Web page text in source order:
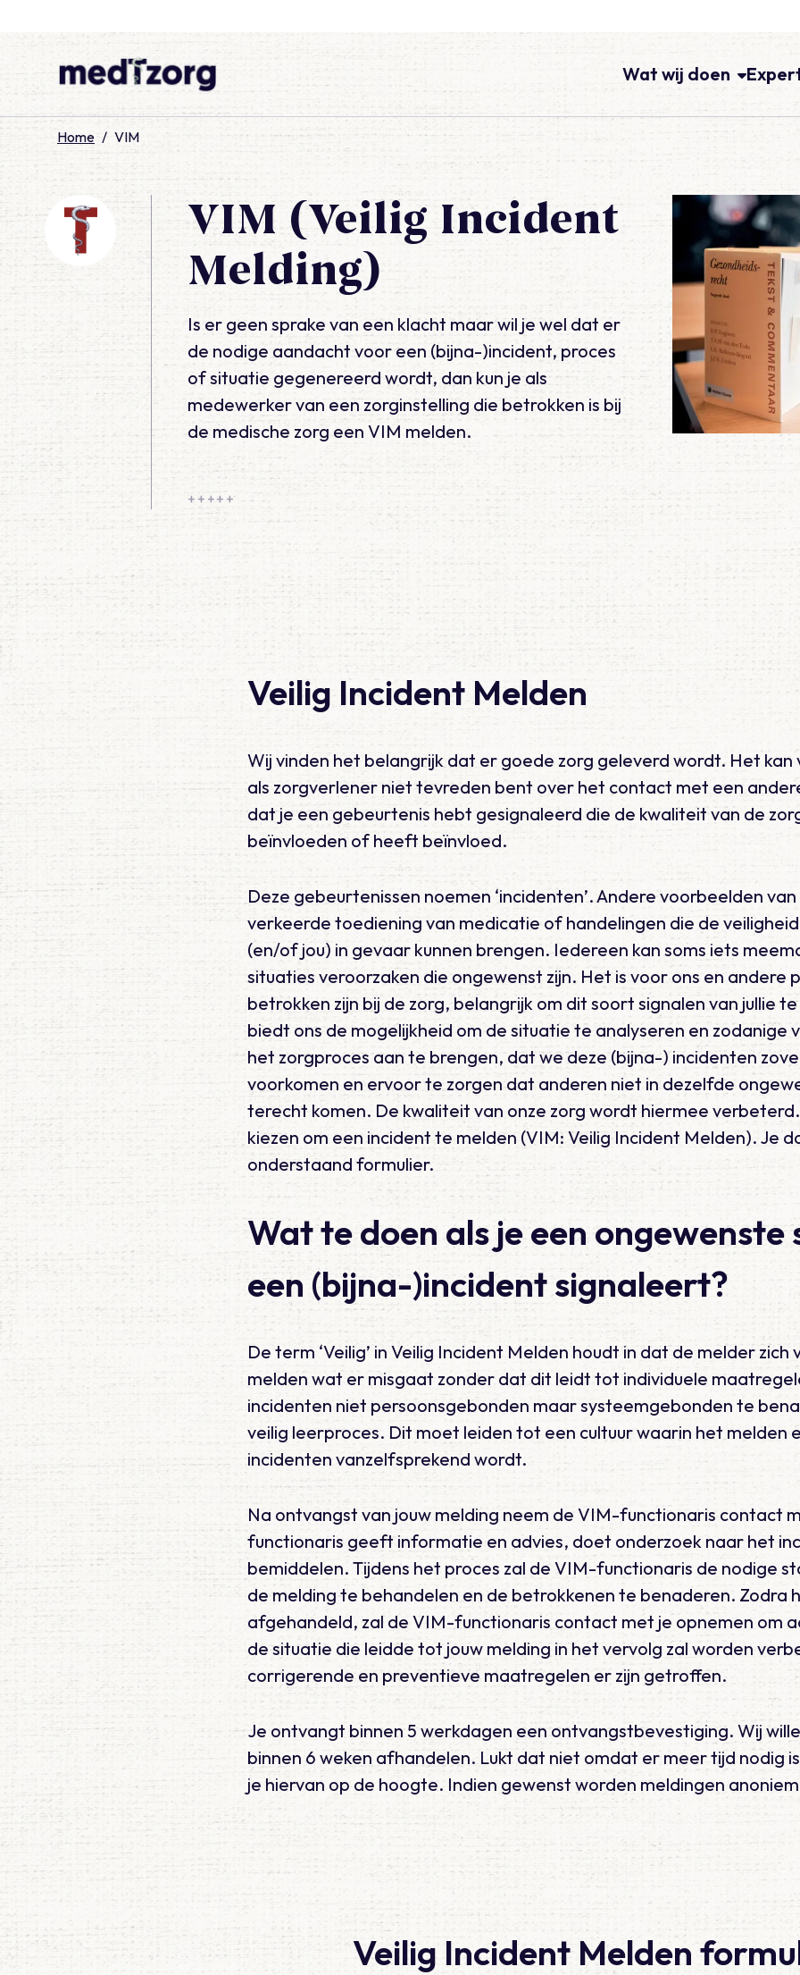
Wat wij doen
Home / VIM
VIM (Veilig Incident
Melding)
Is er geen sprake van een klacht maar wil je wel dat er
de nodige aandacht voor een (bijna-)incident, proces
of situatie gegenereerd wordt, dan kun je als
medewerker van een zorginstelling die betrokken is bij
de medische zorg een VIM melden.
Veilig Incident Melden
Wij vinden het belangrijk dat er goede zorg geleverd wordt. Het
als zorgverlener niet tevreden bent over het contact met een
dat je een gebeurtenis hebt gesignaleerd die de kwaliteit van de
beïnvloeden of heeft beïnvloed.
Deze gebeurtenissen noemen ‘incidenten’. Andere voorbeelden
verkeerde toediening van medicatie of handelingen die de
(en/of jou) in gevaar kunnen brengen. Iedereen kan soms iets
situaties veroorzaken die ongewenst zijn. Het is voor ons en andere
betrokken zijn bij de zorg, belangrijk om dit soort signalen van jullie
biedt ons de mogelijkheid om de situatie te analyseren en zodanige
het zorgproces aan te brengen, dat we deze (bijna-) incidenten
voorkomen en ervoor te zorgen dat anderen niet in dezelfde
terecht komen. De kwaliteit van onze zorg wordt hiermee
kiezen om een incident te melden (VIM: Veilig Incident Melden). Je
onderstaand formulier.
Wat te doen als je een
een (bijna-)incident signaleert?
De term ‘Veilig’ in Veilig Incident Melden houdt in dat de melder
melden wat er misgaat zonder dat dit leidt tot individuele
incidenten niet persoonsgebonden maar systeemgebonden te
veilig leerproces. Dit moet leiden tot een cultuur waarin het melden
incidenten vanzelfsprekend wordt.
Na ontvangst van jouw melding neem de VIM-functionaris contact
functionaris geeft informatie en advies, doet onderzoek naar het
bemiddelen. Tijdens het proces zal de VIM-functionaris de nodige
de melding te behandelen en de betrokkenen te benaderen. Zodra
afgehandeld, zal de VIM-functionaris contact met je opnemen om
de situatie die leidde tot jouw melding in het vervolg zal worden
corrigerende en preventieve maatregelen er zijn getroffen.
Je ontvangt binnen 5 werkdagen een ontvangstbevestiging. Wij
binnen 6 weken afhandelen. Lukt dat niet omdat er meer tijd nodig
je hiervan op de hoogte. Indien gewenst worden meldingen
Veilig Incident Melden